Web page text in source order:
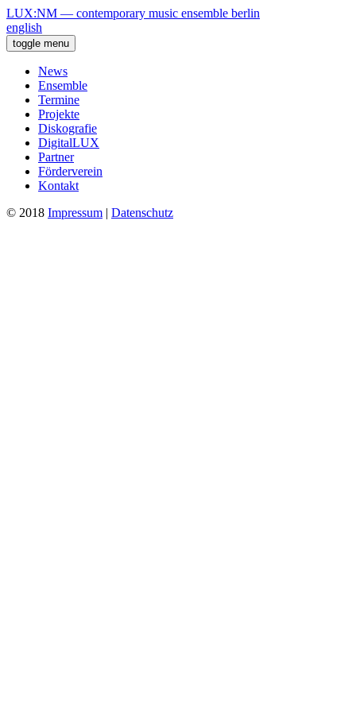
LUX:NM — contemporary music ensemble berlin
english
toggle menu
News
Ensemble
Termine
Projekte
Diskografie
DigitalLUX
Partner
Förderverein
Kontakt
© 2018 Impressum | Datenschutz